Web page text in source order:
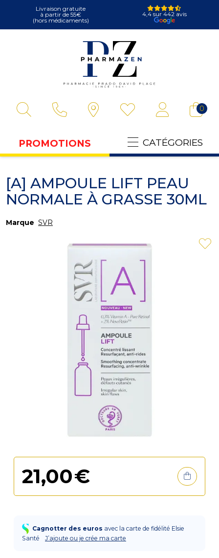
Livraison gratuite
à partir de 55€
(hors médicaments)
4,4 sur 442 avis
0
PROMOTIONS CATÉGORIES
[A] AMPOULE LIFT PEAU
NORMALE À GRASSE 30ML
Marque SVR
21,00€
Cagnotter des euros avec la carte de fidélité Elsie
Santé
J’ajoute ou je crée ma carte